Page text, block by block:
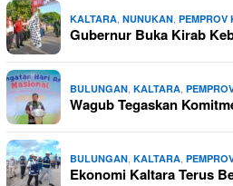
KALTARA, NUNUKAN, PEMPROV
Gubernur Buka Kirab
BULUNGAN, KALTARA,
Wagub Tegaskan
BULUNGAN, KALTARA,
Ekonomi Kaltara Terus